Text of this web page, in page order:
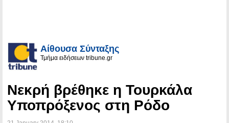
Αίθουσα Σύνταξης
Τμήμα ειδήσεων tribune.gr
Νεκρή βρέθηκε η Τουρκάλα
Υποπρόξενος στη Ρόδο